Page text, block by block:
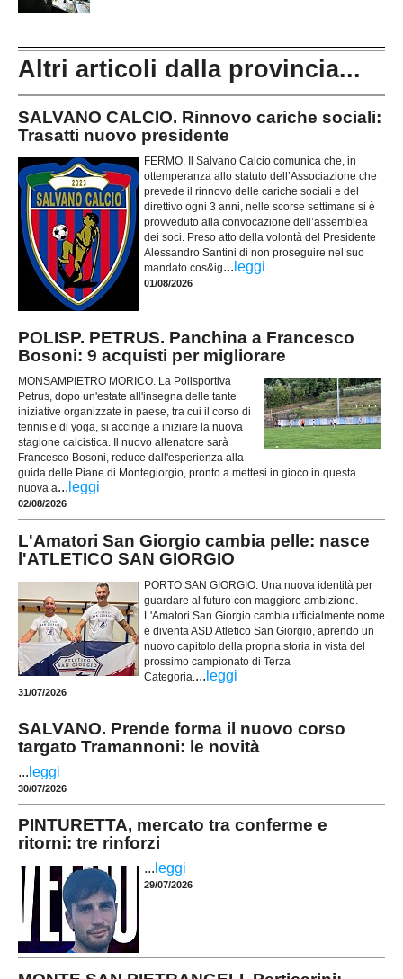
Altri articoli dalla provincia...
SALVANO CALCIO. Rinnovo cariche sociali:
Trasatti nuovo presidente
FERMO. Il Salvano Calcio comunica che, in
ottemperanza allo statuto dell’Associazione che
prevede il rinnovo delle cariche sociali e del
direttivo ogni 3 anni, nelle scorse settimane si è
provveduto alla convocazione dell’assemblea
dei soci. Preso atto della volontà del Presidente
Alessandro Santini di non proseguire nel suo
mandato cos&ig... leggi
01/08/2026
POLISP. PETRUS. Panchina a Francesco
Bosoni: 9 acquisti per migliorare
MONSAMPIETRO MORICO. La Polisportiva
Petrus, dopo un'estate all'insegna delle tante
iniziative organizzate in paese, tra cui il corso di
tennis e di yoga, si accinge a iniziare la nuova
stagione calcistica. Il nuovo allenatore sarà
Francesco Bosoni, reduce dall'esperienza alla
guida delle Piane di Montegiorgio, pronto a mettesi in gioco in questa
nuova a... leggi
02/08/2026
L'Amatori San Giorgio cambia pelle: nasce
l'ATLETICO SAN GIORGIO
PORTO SAN GIORGIO. Una nuova identità per
guardare al futuro con maggiore ambizione.
L'Amatori San Giorgio cambia ufficialmente nome
e diventa ASD Atletico San Giorgio, aprendo un
nuovo capitolo della propria storia in vista del
prossimo campionato di Terza
Categoria. ... leggi
31/07/2026
SALVANO. Prende forma il nuovo corso
targato Tramannoni: le novità
... leggi
30/07/2026
PINTURETTA, mercato tra conferme e
ritorni: tre rinforzi
... leggi
29/07/2026